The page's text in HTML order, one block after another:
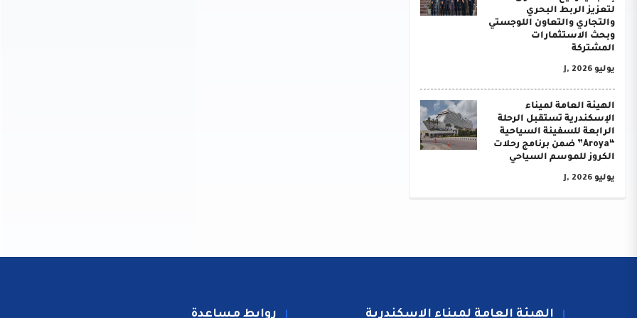
لتعزيز الربط البحري
والتجاري والتعاون اللوجستي
وبحث الاستثمارات
المشتركة
يوليو J, 2026
الهيئة العامة لميناء
الإسكندرية تستقبل الرحلة
الرابعة للسفينة السياحية
“Aroya” ضمن برنامج رحلات
الكروز للموسم السياحي
يوليو J, 2026
الهيئة العامة لميناء الاسكندرية روابط مساعدة